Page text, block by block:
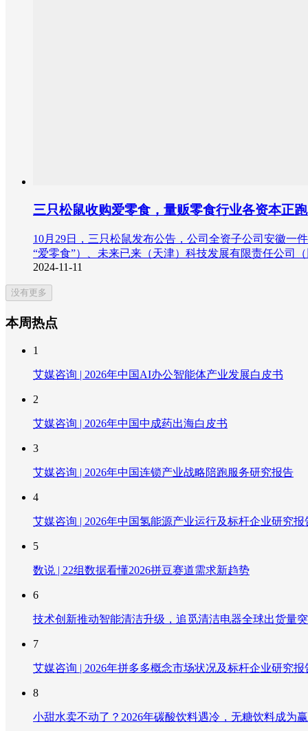
三只松鼠收购爱零食，量贩零食行业各资本正
10月29日，三只松鼠发布公告，公司全资子公司安徽一
“爱零食”）、未来已来（天津）科技发展有限责任公司
2024-11-11
没有更多
本周热点
1
艾媒咨询 | 2026年中国AI办公智能体产业发展白皮书
2
艾媒咨询 | 2026年中国中成药出海白皮书
3
艾媒咨询 | 2026年中国连锁产业战略陪跑服务研究报告
4
艾媒咨询 | 2026年中国氢能源产业运行及标杆企业研究报
5
数说 | 22组数据看懂2026拼豆赛道需求新趋势
6
技术创新推动智能清洁升级，追觅清洁电器全球出货量
7
艾媒咨询 | 2026年拼多多概念市场状况及标杆企业研究报
8
小甜水卖不动了？2026年碳酸饮料遇冷，无糖饮料成为